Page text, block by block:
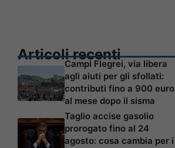
Articoli recenti
Campi Flegrei, via libera
agli aiuti per gli sfollati:
contributi fino a 900 euro
al mese dopo il sisma
Taglio accise gasolio
prorogato fino al 24
agosto: cosa cambia per i